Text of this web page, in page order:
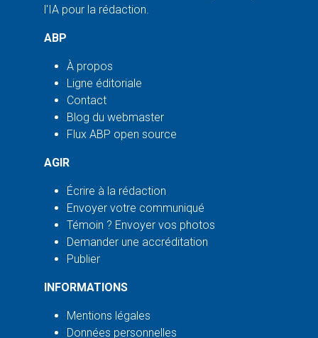
l'IA pour la rédaction.
ABP
À propos
Ligne éditoriale
Contact
Blog du webmaster
Flux ABP open source
AGIR
Écrire à la rédaction
Envoyer votre communiqué
Témoin ? Envoyer vos photos
Demander une accréditation
Publier
INFORMATIONS
Mentions légales
Données personnelles